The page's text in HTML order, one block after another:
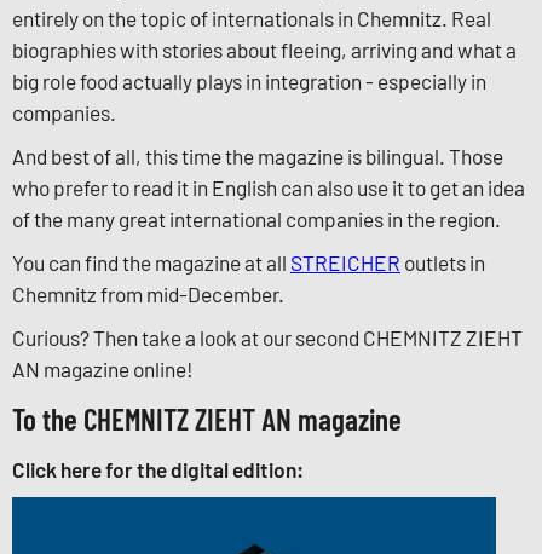
entirely on the topic of internationals in Chemnitz. Real
biographies with stories about fleeing, arriving and what a
big role food actually plays in integration - especially in
companies.
And best of all, this time the magazine is bilingual. Those
who prefer to read it in English can also use it to get an idea
of the many great international companies in the region.
You can find the magazine at all STREICHER outlets in
Chemnitz from mid-December.
Curious? Then take a look at our second CHEMNITZ ZIEHT
AN magazine online!
To the CHEMNITZ ZIEHT AN magazine
Click here for the digital edition: